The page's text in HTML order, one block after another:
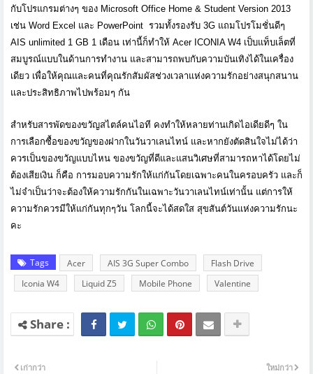
กับโปรแกรมต่างๆ ของ Microsoft Office Home & Student Version 2013
เช่น Word Excel และ PowerPoint รวมทั้งรองรับ 3G แถมโปรโมชั่นดีๆ
AIS unlimited 1 GB 1 เดือน เท่านี้ก็ทำให้ Acer ICONIA W4 เป็บแท็บเล็ตที่
สมบูรณ์แบบในด้านการทำงาน และสามารถพบกับความบันเทิงได้ในเครื่อง
เดียว เพื่อให้คุณและคนที่คุณรักสัมผัสช่วงเวลาแห่งความรักอย่างสนุกสนาน
และประสิทธิภาพไปพร้อมๆ กัน
สำหรับสารพัดของขวัญสไตล์คนไอที คงทำให้หลายท่านเกิดไอเดียดีๆ ใน
การเลือกซื้อของขวัญของฝากในวันวาเลนไทน์ และหากยังตัดสินใจไม่ได้ว่า
ควรเป็นของขวัญแบบไหน ของขวัญที่ดีและแสนวิเศษที่สามารถหาได้โดยไม่
ต้องเสียเงิน ก็คือ การมอบความรักให้แก่กันโดยเฉพาะคนในครอบครัว และก็
ไม่จำเป็นว่าจะต้องให้ความรักกันในเฉพาะวันวาเลนไทน์เท่านั้น แต่การให้
ความรักควรมีให้แก่กันทุกๆวัน โลกนี้จะได้สดใส สุขสันต์วันแห่งความรักนะ
คะ
Tags Acer AIS 3G Super Combo
Flash Drive
Iconia W4
Liquid Z5 Mobile Phone Valentine
ใหม่กว่า
เก่ากว่า